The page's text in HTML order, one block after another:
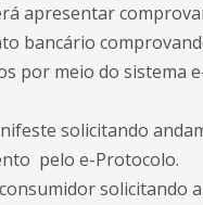
apresentar
bancário
por meio do sistema
solicitando
pelo e-Protocolo.
solicitando